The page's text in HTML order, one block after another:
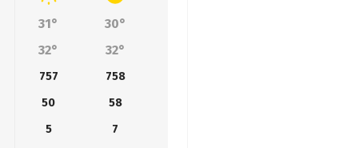
31°
30°
32° 32°
757
758
50
58
5
7